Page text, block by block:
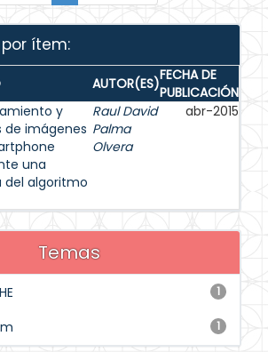
ítem:
AUTOR(ES)FECHA DE
PUBLICACIÓN
y
de imágenes
una
del algoritmo
Raul David
Palma
Olvera
abr-2015
Temas
1
1